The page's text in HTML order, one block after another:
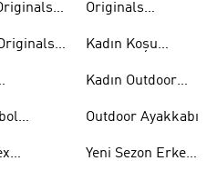
Originals
Kadın Koşu
Kadın Outdoor
Outdoor Ayakkabı
Yeni Sezon Erkek